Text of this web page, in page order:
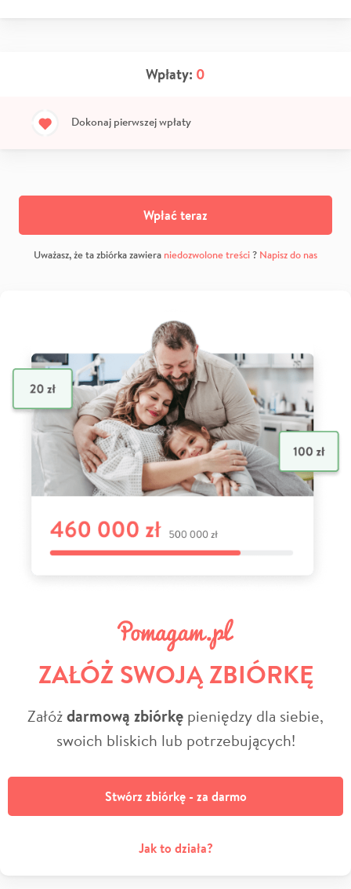
Wpłaty: 0
Dokonaj pierwszej wpłaty
Wpłać teraz
Uważasz, że ta zbiórka zawiera niedozwolone treści? Napisz do nas
ZAŁÓŻ SWOJĄ ZBIÓRKĘ
Załóżdarmową zbiórkę pieniędzy dla siebie,
swoich bliskich lub potrzebujących!
Stwórz zbiórkę - za darmo
Jak to działa?